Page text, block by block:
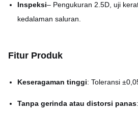
Inspeksi– Pengukuran 2.5D, uji
kedalaman saluran.
Fitur Produk
Keseragaman tinggi: Toleransi
Tanpa gerinda atau distorsi panas